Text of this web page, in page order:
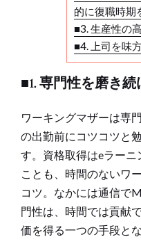
的に復職時期
■3. 生産性の
■4. 上司を味
■1. 専門性を磨き続
ワーキングマザーは専
の出勤前にコツコツと
す。資格取得はeラー
ことも、時間のないワ
コツ。なかには通信で
門性は、時間では貢献
価を得る一つの手段とな